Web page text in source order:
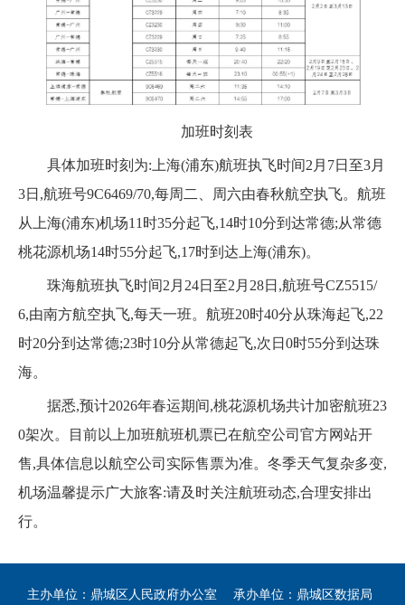
加班时刻表
具体加班时刻为:上海(浦东)航班执飞时间2月7日至3月
3日,航班号9C6469/70,每周二、周六由春秋航空执飞。航班
从上海(浦东)机场11时35分起飞,14时10分到达常德;从常德
桃花源机场14时55分起飞,17时到达上海(浦东)。
珠海航班执飞时间2月24日至2月28日,航班号CZ5515/
6,由南方航空执飞,每天一班。航班20时40分从珠海起飞,22
时20分到达常德;23时10分从常德起飞,次日0时55分到达珠
海。
据悉,预计2026年春运期间,桃花源机场共计加密航班23
0架次。目前以上加班航班机票已在航空公司官方网站开
售,具体信息以航空公司实际售票为准。冬季天气复杂多变,
机场温馨提示广大旅客:请及时关注航班动态,合理安排出
行。
主办单位：鼎城区人民政府办公室 承办单位：鼎城区数据局